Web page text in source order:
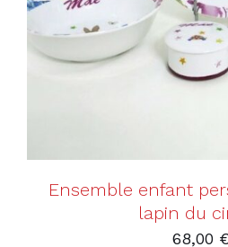
Ensemble enfant
lapin du
68,00